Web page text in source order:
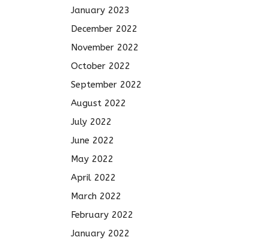
January 2023
December 2022
November 2022
October 2022
September 2022
August 2022
July 2022
June 2022
May 2022
April 2022
March 2022
February 2022
January 2022